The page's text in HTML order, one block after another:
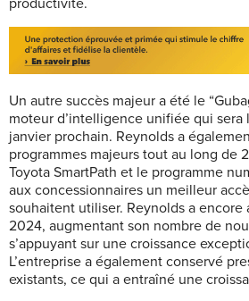
Un autre succès majeur a été le
moteur d’intelligence unifiée qui sera
janvier prochain. Reynolds a
programmes majeurs tout au long de
Toyota SmartPath et le programme
aux concessionnaires un meilleur
souhaitent utiliser. Reynolds a encore
2024, augmentant son nombre de
s’appuyant sur une croissance
L’entreprise a également conservé
existants, ce qui a entraîné une